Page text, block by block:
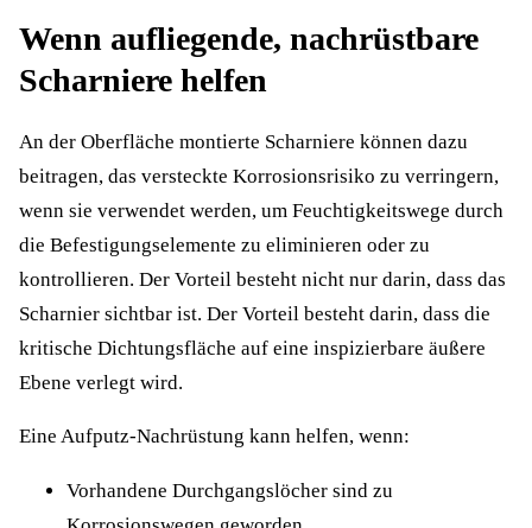
Wenn aufliegende, nachrüstbare
Scharniere helfen
An der Oberfläche montierte Scharniere können dazu
beitragen, das versteckte Korrosionsrisiko zu verringern,
wenn sie verwendet werden, um Feuchtigkeitswege durch
die Befestigungselemente zu eliminieren oder zu
kontrollieren. Der Vorteil besteht nicht nur darin, dass das
Scharnier sichtbar ist. Der Vorteil besteht darin, dass die
kritische Dichtungsfläche auf eine inspizierbare äußere
Ebene verlegt wird.
Eine Aufputz-Nachrüstung kann helfen, wenn:
Vorhandene Durchgangslöcher sind zu